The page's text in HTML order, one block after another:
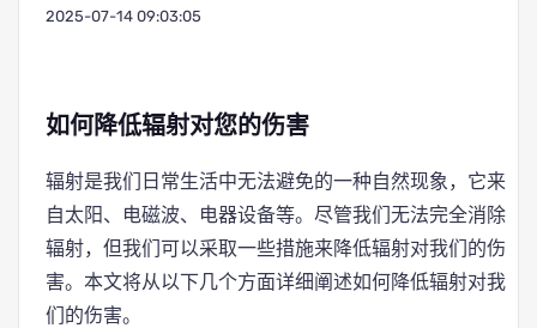
2025-07-14 09:03:05
如何降低辐射对您的伤害
辐射是我们日常生活中无法避免的一种自然现象，它来
自太阳、电磁波、电器设备等。尽管我们无法完全消除
辐射，但我们可以采取一些措施来降低辐射对我们的伤
害。本文将从以下几个方面详细阐述如何降低辐射对我
们的伤害。